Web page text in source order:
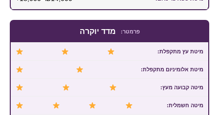
מדד יוקרה